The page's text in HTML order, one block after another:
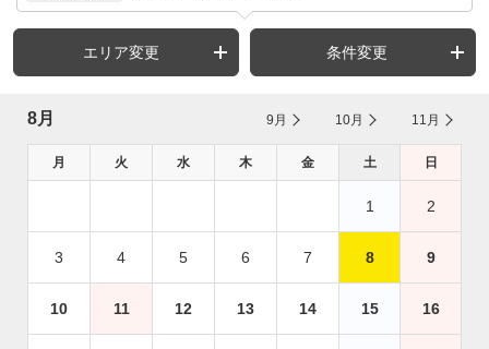
エリア変更 条件変更
8月 9月 10月 11月
月 火 水 木 金 土 日
1 2
3 4 5 6 7 8 9
10 11 12 13 14 15 16